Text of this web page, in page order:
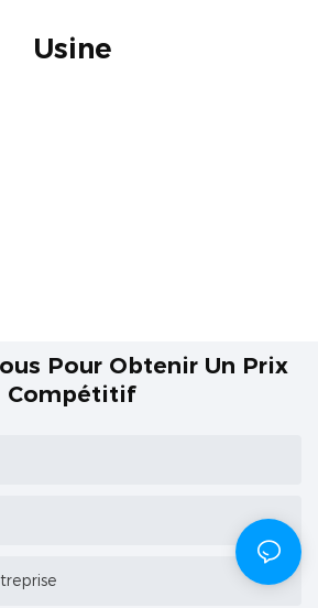
Usine
Pour Obtenir Un Prix
Compétitif